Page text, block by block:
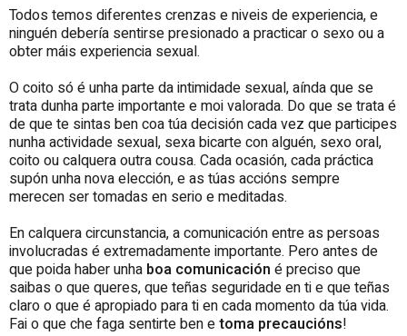
Todos temos diferentes crenzas e niveis de experiencia, e
ninguén debería sentirse presionado a practicar o sexo ou a
obter máis experiencia sexual.
O coito só é unha parte da intimidade sexual, aínda que se
trata dunha parte importante e moi valorada. Do que se trata é
de que te sintas ben coa túa decisión cada vez que participes
nunha actividade sexual, sexa bicarte con alguén, sexo oral,
coito ou calquera outra cousa. Cada ocasión, cada práctica
supón unha nova elección, e as túas accións sempre
merecen ser tomadas en serio e meditadas.
En calquera circunstancia, a comunicación entre as persoas
involucradas é extremadamente importante. Pero antes de
que poida haber unha boa comunicación é preciso que
saibas o que queres, que teñas seguridade en ti e que teñas
claro o que é apropiado para ti en cada momento da túa vida.
Fai o que che faga sentirte ben etoma precaucións!